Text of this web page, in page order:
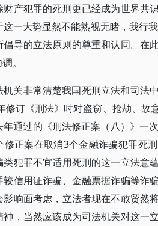
财产犯罪的死刑更已经成为世界共
一大势显然不能熟视无睹，我行
导的立法原则的尊重和认同。在
。
机关非常清楚我国死刑立法和司法
修订《刑法》时对盗窃、抢劫、
通过的《刑法修正案（八）》一
修正案在取消3个金融诈骗犯罪死
类犯罪不宜适用死刑的这一立法意
信用证诈骗、金融票据诈骗等诈
响面考虑，立法者现在不敢贸然
神，当然应该成为司法机关对这一